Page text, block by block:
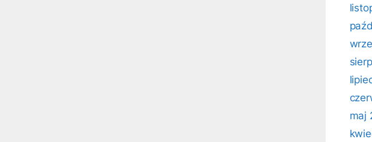
maj